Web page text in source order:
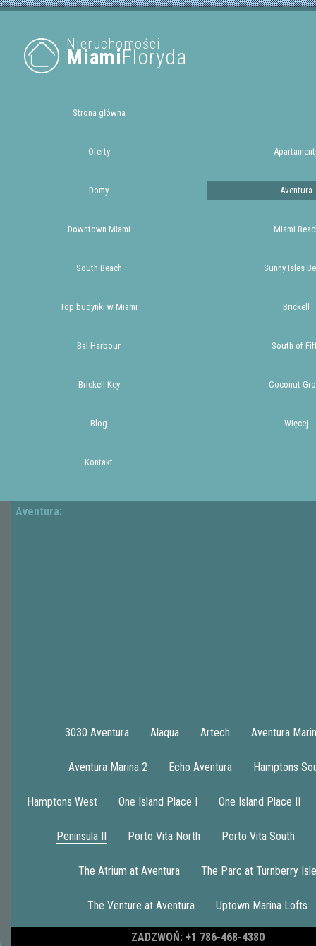
Nieruchomości
MiamiFloryda
Strona główna
Oferty
Domy Aventura
Downtown Miami Miami
South Beach Sunny Isles
Top budynki w Miami Brickell
Bal Harbour South of
Brickell Key Coconut
Blog Więcej
Kontakt
Aventura:
3030 Aventura Alaqua Artech Aventura
Aventura Marina 2 Echo Aventura Hamptons
Hamptons West One Island Place I One Island Place II
Peninsula II Porto Vita North Porto Vita South
The Atrium at Aventura The Parc at Turnberry Isle
The Venture at Aventura Uptown Marina Lofts
ZADZWOŃ: +1 786-468-4380
1
THE PENINSULA II CONDO 905